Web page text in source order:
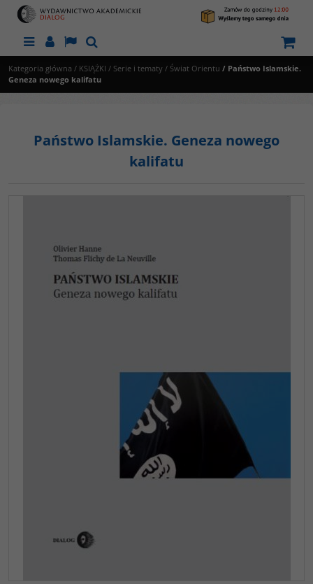
MenuPanelLangSzukaj
Kategoria główna / KSIĄŻKI / Serie i tematy / Świat Orientu / Państwo Islamskie.
Geneza nowego kalifatu
Państwo Islamskie. Geneza nowego
kalifatu